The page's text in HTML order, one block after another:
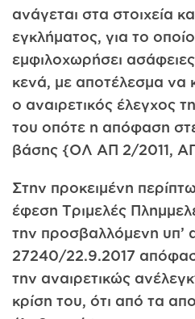
ανάγεται στα στοιχεία
εγκλήματος, για το
εμφιλοχωρήσει
κενά, με αποτέλεσμα να
ο αναιρετικός έλεγχος
του οπότε η απόφαση
βάσης {ΟΛ ΑΠ 2/2011,
Στην προκειμένη
έφεση Τριμελές
την προσβαλλόμενη υπ’
27240/22.9.2017
την αναιρετικώς
κρίση του, ότι από τα